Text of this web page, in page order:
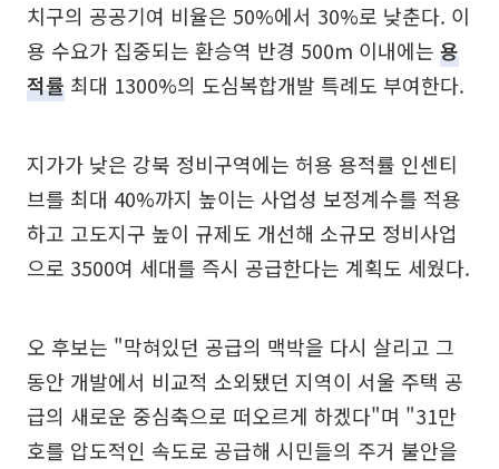
치구의 공공기여 비율은 50%에서 30%로 낮춘다. 이
용 수요가 집중되는 환승역 반경 500m 이내에는 용
적률 최대 1300%의 도심복합개발 특례도 부여한다.
지가가 낮은 강북 정비구역에는 허용 용적률 인센티
브를 최대 40%까지 높이는 사업성 보정계수를 적용
하고 고도지구 높이 규제도 개선해 소규모 정비사업
으로 3500여 세대를 즉시 공급한다는 계획도 세웠다.
오 후보는 "막혀있던 공급의 맥박을 다시 살리고 그
동안 개발에서 비교적 소외됐던 지역이 서울 주택 공
급의 새로운 중심축으로 떠오르게 하겠다"며 "31만
호를 압도적인 속도로 공급해 시민들의 주거 불안을